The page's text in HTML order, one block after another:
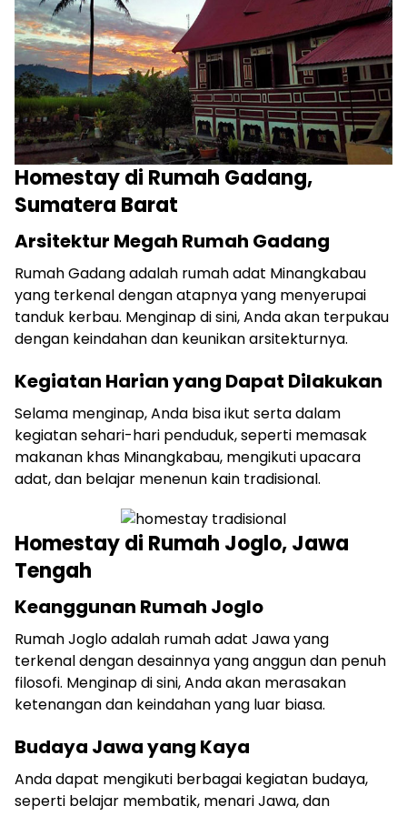
Homestay di Rumah Gadang,
Sumatera Barat
Arsitektur Megah Rumah Gadang
Rumah Gadang adalah rumah adat Minangkabau
yang terkenal dengan atapnya yang menyerupai
tanduk kerbau. Menginap di sini, Anda akan terpukau
dengan keindahan dan keunikan arsitekturnya.
Kegiatan Harian yang Dapat Dilakukan
Selama menginap, Anda bisa ikut serta dalam
kegiatan sehari-hari penduduk, seperti memasak
makanan khas Minangkabau, mengikuti upacara
adat, dan belajar menenun kain tradisional.
Homestay di Rumah Joglo, Jawa
Tengah
Keanggunan Rumah Joglo
Rumah Joglo adalah rumah adat Jawa yang
terkenal dengan desainnya yang anggun dan penuh
filosofi. Menginap di sini, Anda akan merasakan
ketenangan dan keindahan yang luar biasa.
Budaya Jawa yang Kaya
Anda dapat mengikuti berbagai kegiatan budaya,
seperti belajar membatik, menari Jawa, dan